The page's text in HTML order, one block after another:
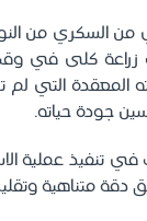
من السكري من
كلى في
التي لم
جودة حياته.
في تنفيذ عملية
متناهية